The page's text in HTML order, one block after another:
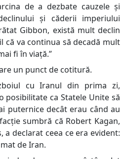
de a dezbate cauzele și
și căderii imperiului
Gibbon, există mult declin
că va continua să decadă mult
fi în viață.”
un punct de cotitură.
cu Iranul din prima zi,
posibilitate ca Statele Unite să
puternice decât erau când au
sumbră că Robert Kagan,
a declarat ceea ce era evident:
de Iran.